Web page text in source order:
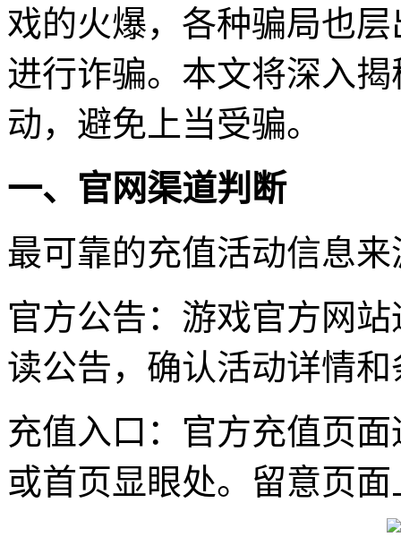
戏的火爆，各种骗局也
进行诈骗。本文将深入
动，避免上当受骗。
一、官网渠道判断
最可靠的充值活动信息
官方公告：游戏官方网
读公告，确认活动详情和
充值入口：官方充值页
或首页显眼处。留意页